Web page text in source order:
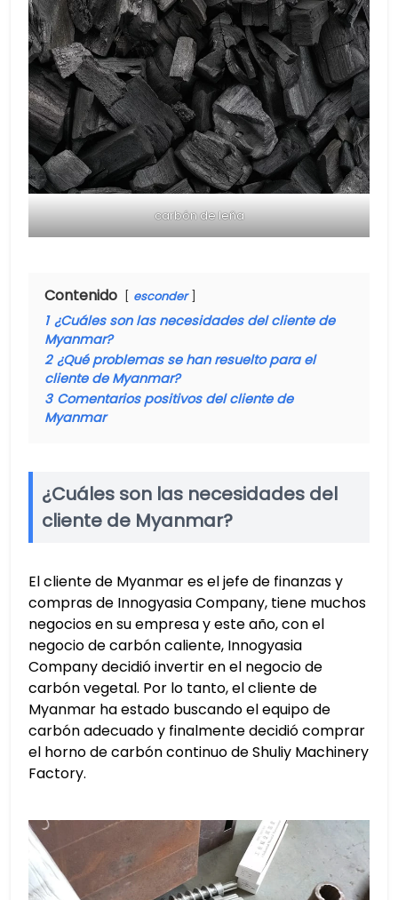
carbón de leña
Contenido esconder
1 ¿Cuáles son las necesidades del cliente de
Myanmar?
2 ¿Qué problemas se han resuelto para el
cliente de Myanmar?
3 Comentarios positivos del cliente de
Myanmar
¿Cuáles son las necesidades del
cliente de Myanmar?
El cliente de Myanmar es el jefe de finanzas y
compras de Innogyasia Company, tiene muchos
negocios en su empresa y este año, con el
negocio de carbón caliente, Innogyasia
Company decidió invertir en el negocio de
carbón vegetal. Por lo tanto, el cliente de
Myanmar ha estado buscando el equipo de
carbón adecuado y finalmente decidió comprar
el horno de carbón continuo de Shuliy Machinery
Factory.